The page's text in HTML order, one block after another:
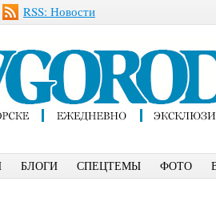
RSS: Новости
БЛОГИ СПЕЦТЕМЫ ФОТО